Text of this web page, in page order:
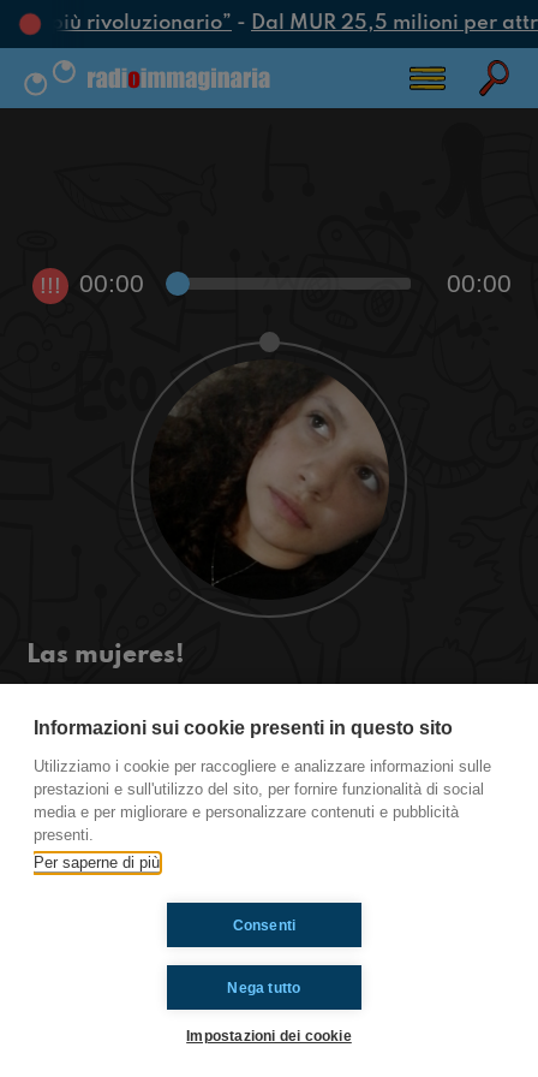
più rivoluzionario”- Dal MUR 25,5 milioni per
!!! 00:00 00:00
Las mujeres!
no entienden sobre las mujeres son muchas?
#TúTambién
Ti è piaciuto? Condividilo!
Informazioni sui cookie presenti in questo sito
Utilizziamo i cookie per raccogliere e analizzare informazioni sulle
prestazioni e sull'utilizzo del sito, per fornire funzionalità di social
media e per migliorare e personalizzare contenuti e pubblicità
presenti.
Per saperne di più
Nega tutto
Consenti
Impostazioni dei cookie